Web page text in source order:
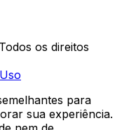
os direitos
para
sua experiência.